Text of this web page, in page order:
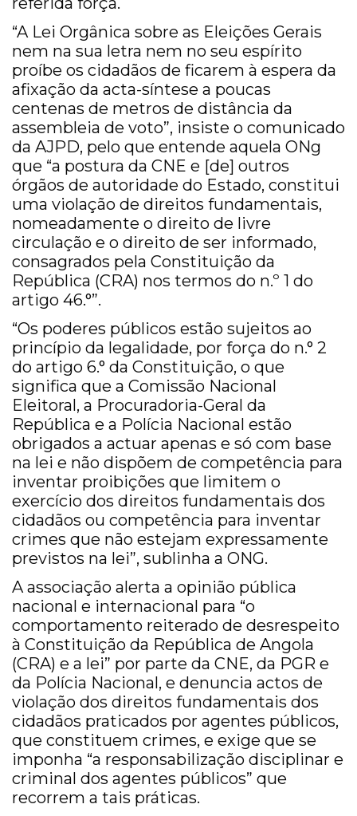
“A Lei Orgânica sobre as Eleições Gerais
nem na sua letra nem no seu espírito
proíbe os cidadãos de ficarem à espera da
afixação da acta-síntese a poucas
centenas de metros de distância da
assembleia de voto”, insiste o comunicado
da AJPD, pelo que entende aquela ONg
que “a postura da CNE e [de] outros
órgãos de autoridade do Estado, constitui
uma violação de direitos fundamentais,
nomeadamente o direito de livre
circulação e o direito de ser informado,
consagrados pela Constituição da
República (CRA) nos termos do n.º 1 do
artigo 46.°”.
“Os poderes públicos estão sujeitos ao
princípio da legalidade, por força do n.° 2
do artigo 6.° da Constituição, o que
significa que a Comissão Nacional
Eleitoral, a Procuradoria-Geral da
República e a Polícia Nacional estão
obrigados a actuar apenas e só com base
na lei e não dispõem de competência para
inventar proibições que limitem o
exercício dos direitos fundamentais dos
cidadãos ou competência para inventar
crimes que não estejam expressamente
previstos na lei”, sublinha a ONG.
A associação alerta a opinião pública
nacional e internacional para “o
comportamento reiterado de desrespeito
à Constituição da República de Angola
(CRA) e a lei” por parte da CNE, da PGR e
da Polícia Nacional, e denuncia actos de
violação dos direitos fundamentais dos
cidadãos praticados por agentes públicos,
que constituem crimes, e exige que se
imponha “a responsabilização disciplinar e
criminal dos agentes públicos” que
recorrem a tais práticas.